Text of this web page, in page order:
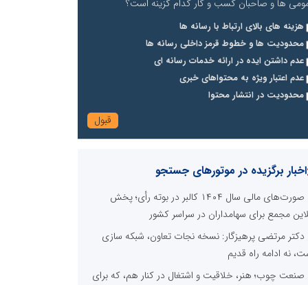
ها و صاحبان کسب و کار کدام گزینه است؟
هزینه های بالای ارتباط با رسانه ها
محدودیت ها و خطوط قرمز داخلی رسانه ها
عدم داشتن ایده در ارائه خدمات رسانه ای
عدم اعتبار ویژه به محتواهای خبری
محدودیت در انتشار محتوا
اخبار برگزیده در موتورهای جستجو
صورت‌های مالی سال ۱۴۰۴ کالبر در بوته رأی؛ پخش
مجمع برای سهامداران در سراسر کشور
دکتر مرتضی پرهیزگار: نسخه نجات تعاون، شبکه سازی
نه ادامه راه قدیم
صنعت چوب؛ هنر، خلاقیت و اشتغال در کنار هم، که برای